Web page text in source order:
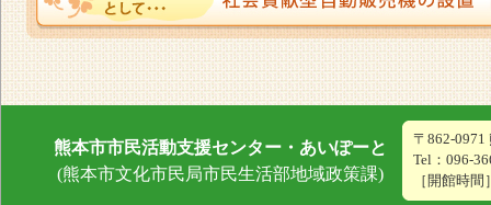
熊本市市民活動支援センター・あいぽーと
(熊本市文化市民局市民生活部地域政策課)
〒862-0971
Tel：096-
［開館時